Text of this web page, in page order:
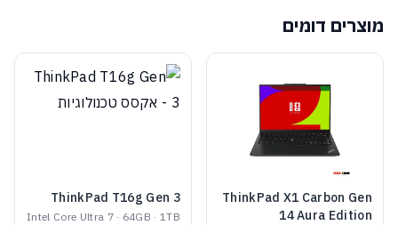
מוצרים דומים
ThinkPad X1 Carbon Gen
14 Aura Edition
ThinkPad T16g Gen 3
Intel Core Ultra 7 · 64GB · 1TB